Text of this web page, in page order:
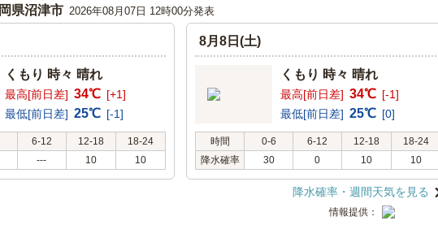
県沼津市 2026年08月07日 12時00分発表
くもり 時々 晴れ
最高[前日差] 34℃ [+1]
最低[前日差] 25℃ [-1]
6-12 12-18
18-24
--- 10 10
8月8日(土)
くもり 時々 晴れ
最高[前日差] 34℃ [-1]
最低[前日差] 25℃ [0]
時間 0-6 6-12 12-18
18-24
降水確率
30 0 10 10
降水確率・週間天気を見る
情報提供：